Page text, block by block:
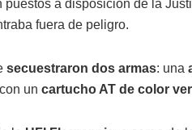
puestos a disposición de la
fuera de peligro.
secuestraron dos armas: una
un cartucho AT de color